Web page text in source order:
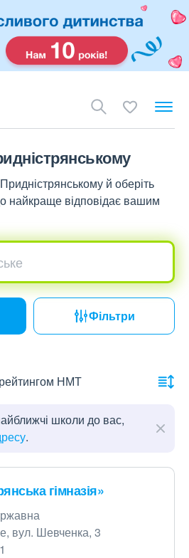
й оберіть
найкраще відповідає вашим
Фільтри
НМТ
школи до вас,
.
гімназія»
вул. Шевченка, 3